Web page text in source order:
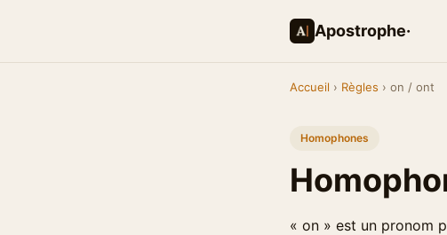
Apostrophe·
Accueil › Règles › on / ont
Homophones
« on » est un pronom